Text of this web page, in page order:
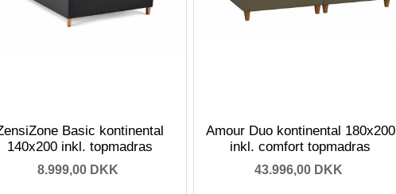
Basic kontinental
140x200 inkl. topmadras
8.999,00 DKK
Amour Duo kontinental 180x200
inkl. comfort topmadras
43.996,00 DKK